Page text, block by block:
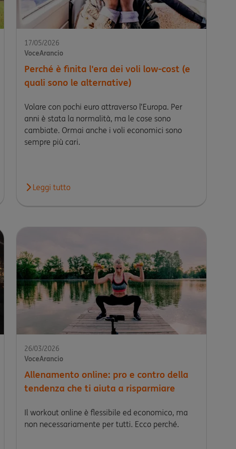
di più. La vacanza economica che puoi fare anche tu
17/05/2026
VoceArancio
Perché è finita l'era dei voli low-cost (e
quali sono le alternative)
Volare con pochi euro attraverso l’Europa. Per
anni è stata la normalità, ma le cose sono
cambiate. Ormai anche i voli economici sono
sempre più cari.
Leggi tutto
Leggi l'articolo Perché è finita l'era dei voli low-cost (e
26/03/2026
VoceArancio
Allenamento online: pro e contro della
tendenza che ti aiuta a risparmiare
Il workout online è flessibile ed economico, ma
non necessariamente per tutti. Ecco perché.